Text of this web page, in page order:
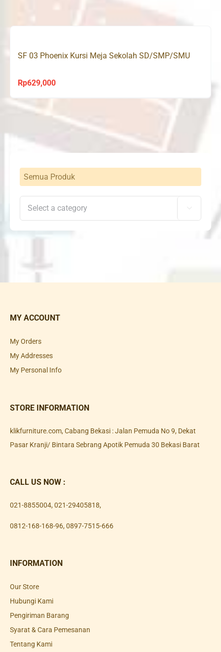
SF 03 Phoenix Kursi Meja Sekolah SD/SMP/SMU
Rp629,000
Semua Produk

MY ACCOUNT
My Orders
My Addresses
My Personal Info
STORE INFORMATION
klikfurniture.com, Cabang Bekasi : Jalan Pemuda No 9, Dekat
Pasar Kranji/ Bintara Sebrang Apotik Pemuda 30 Bekasi Barat
CALL US NOW :
021-8855004, 021-29405818,
0812-168-168-96, 0897-7515-666
INFORMATION
Our Store
Hubungi Kami
Pengiriman Barang
Syarat & Cara Pemesanan
Tentang Kami